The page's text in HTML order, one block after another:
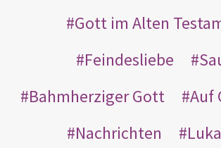
Gott im Alten
Feindesliebe
Bahmherziger Gott
Auf
Nachrichten